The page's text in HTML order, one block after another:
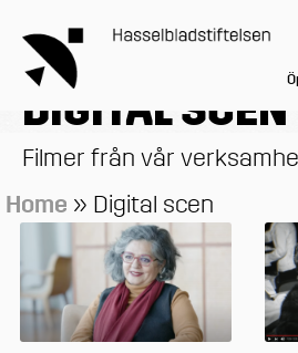
DIGITAL SCEN
Filmer från vår
Home » Digital scen